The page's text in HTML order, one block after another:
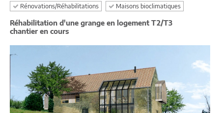
Rénovations/Réhabilitations
Maisons bioclimatiques
Réhabilitation d'une grange en logement T2/T3
chantier en cours